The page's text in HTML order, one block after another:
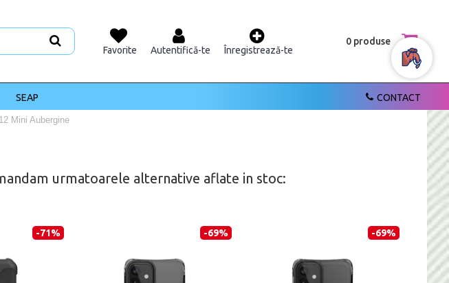
Favorite Autentifică-te Înregistrează-te
0 produse
CONTACT
SEAP
Mini Aubergine
urmatoarele alternative aflate in stoc:
-71% -69% -69%